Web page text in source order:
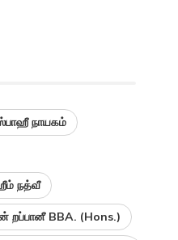
நாயகம்
நத்வீ
BBA. (Hons.)